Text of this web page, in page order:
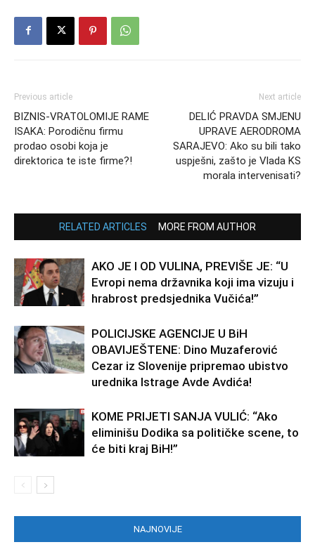
Previous article
BIZNIS-VRATOLOMIJE RAME
ISAKA: Porodičnu firmu
prodao osobi koja je
direktorica te iste firme?!
Next article
DELIĆ PRAVDA SMJENU
UPRAVE AERODROMA
SARAJEVO: Ako su bili tako
uspješni, zašto je Vlada KS
morala intervenisati?
RELATED ARTICLES MORE FROM AUTHOR
AKO JE I OD VULINA, PREVIŠE JE: “U
Evropi nema državnika koji ima vizuju i
hrabrost predsjednika Vučića!”
POLICIJSKE AGENCIJE U BiH
OBAVIJEŠTENE: Dino Muzaferović
Cezar iz Slovenije pripremao ubistvo
urednika Istrage Avde Avdića!
KOME PRIJETI SANJA VULIĆ: “Ako
eliminišu Dodika sa političke scene, to
će biti kraj BiH!”
NAJNOVIJE